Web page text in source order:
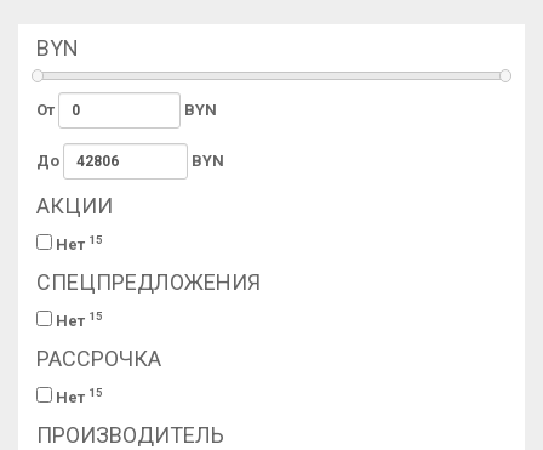
BYN
От BYN
До BYN
АКЦИИ
Нет 15
СПЕЦПРЕДЛОЖЕНИЯ
Нет 15
РАССРОЧКА
Нет 15
ПРОИЗВОДИТЕЛЬ